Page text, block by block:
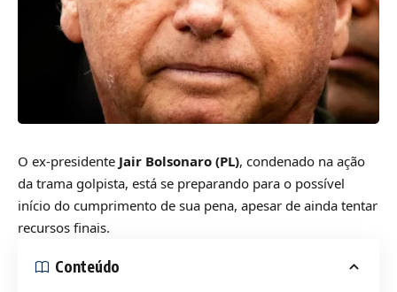
O ex-presidente Jair Bolsonaro (PL), condenado na ação
da trama golpista, está se preparando para o possível
início do cumprimento de sua pena, apesar de ainda tentar
recursos finais.
Conteúdo